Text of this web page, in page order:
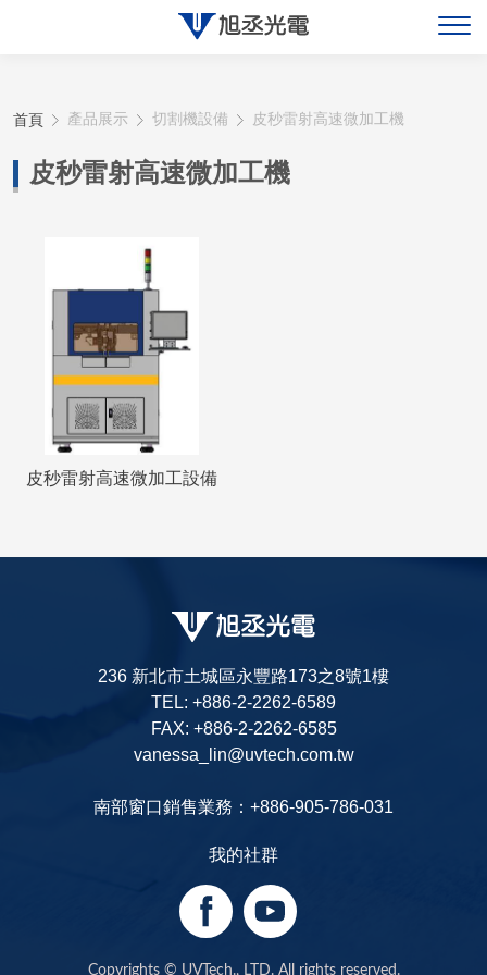
首頁 產品展示 切割機設備 皮秒雷射高速微加工機
皮秒雷射高速微加工機
皮秒雷射高速微加工設備
236 新北市土城區永豐路173之8號1樓
TEL: +886-2-2262-6589
FAX: +886-2-2262-6585
vanessa_lin@uvtech.com.tw
南部窗口銷售業務：+886-905-786-031
我的社群
Copyrights © UVTech., LTD. All rights reserved.